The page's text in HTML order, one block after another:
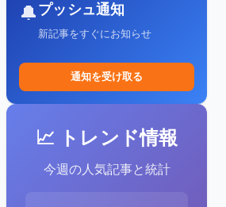
🔔プッシュ通知
新記事をすぐにお知らせ
通知を受け取る
📈 トレンド情報
今週の人気記事と統計